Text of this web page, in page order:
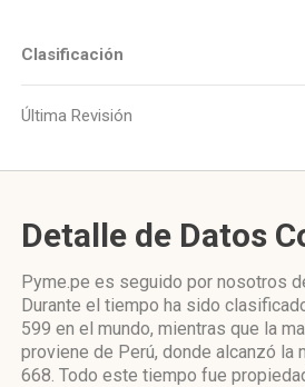
Clasificación
Última Revisión
Detalle de Datos
Pyme.pe es seguido por nosotros
Durante el tiempo ha sido
599 en el mundo, mientras que la
proviene de Perú, donde alcanzó la
668. Todo este tiempo fue